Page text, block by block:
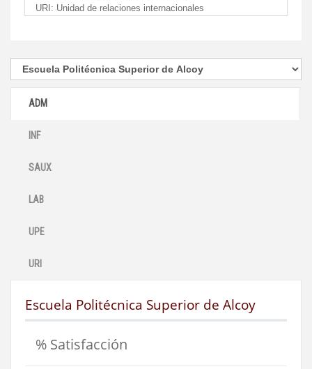
URI: Unidad de relaciones internacionales
ADM
INF
SAUX
LAB
UPE
URI
Escuela Politécnica Superior de Alcoy
% Satisfacción